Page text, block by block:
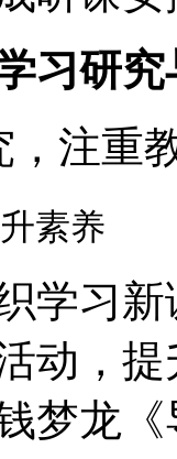
习研
，注重
素养
学习
动，
梦龙